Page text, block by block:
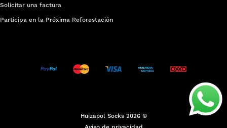
Solicitar una factura
Participa en la Próxima Reforestación
Huizapol Socks 2026 ©